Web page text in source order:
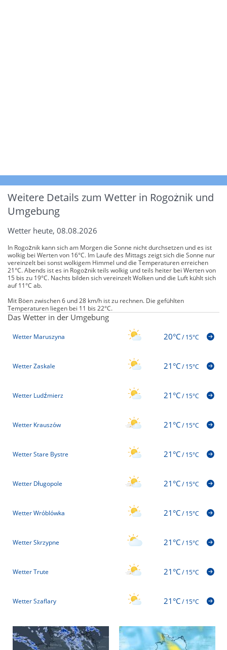
Weitere Details zum Wetter in Rogożnik und
Umgebung
Wetter heute, 08.08.2026
In Rogożnik kann sich am Morgen die Sonne nicht durchsetzen und es ist
wolkig bei Werten von 16°C. Im Laufe des Mittags zeigt sich die Sonne nur
vereinzelt bei sonst wolkigem Himmel und die Temperaturen erreichen
21°C. Abends ist es in Rogożnik teils wolkig und teils heiter bei Werten von
15 bis zu 19°C. Nachts bilden sich vereinzelt Wolken und die Luft kühlt sich
auf 11°C ab.
Mit Böen zwischen 6 und 28 km/h ist zu rechnen. Die gefühlten
Temperaturen liegen bei 11 bis 22°C.
Das Wetter in der Umgebung
Wetter Maruszyna 20°C/15°C
Wetter Zaskale 21°C/15°C
Wetter Ludźmierz 21°C/15°C
Wetter Krauszów 21°C/15°C
Wetter Stare Bystre 21°C/15°C
Wetter Długopole 21°C/15°C
Wetter Wróblówka 21°C/15°C
Wetter Skrzypne 21°C/15°C
Wetter Trute 21°C/15°C
Wetter Szaflary 21°C/15°C